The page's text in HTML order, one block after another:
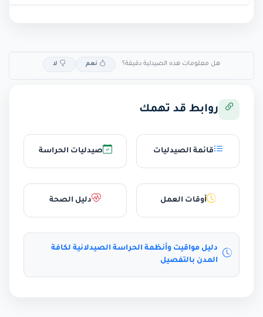
هل معلومات هذه الصيدلية دقيقة؟ نعم لا
روابط قد تهمك
قائمة الصيدليات صيدليات الحراسة
أوقات العمل دليل الصحة
دليل مواقيت وأنظمة الحراسة الصيدلانية لكافة
المدن بالتفصيل